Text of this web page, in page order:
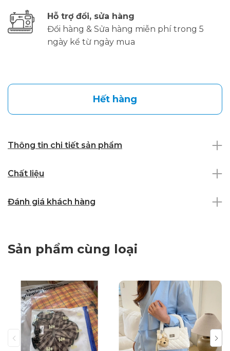
Hỗ trợ đổi, sửa hàng
Đổi hàng & Sửa hàng miễn phí trong 5
ngày kể từ ngày mua
Hết hàng
Thông tin chi tiết sản phẩm
Chất liệu
Đánh giá khách hàng
Sản phẩm cùng loại